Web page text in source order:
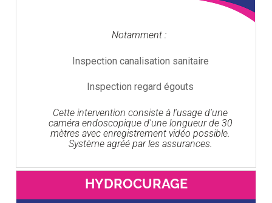
Notamment :
Inspection canalisation sanitaire
Inspection regard égouts
Cette intervention consiste à l'usage d'une
caméra endoscopique d'une longueur de 30
mètres avec enregistrement vidéo possible.
Système agréé par les assurances.
HYDROCURAGE